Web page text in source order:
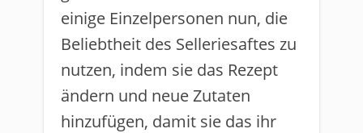
einige Einzelpersonen nun, die
Beliebtheit des Selleriesaftes zu
nutzen, indem sie das Rezept
ändern und neue Zutaten
hinzufügen, damit sie das ihr